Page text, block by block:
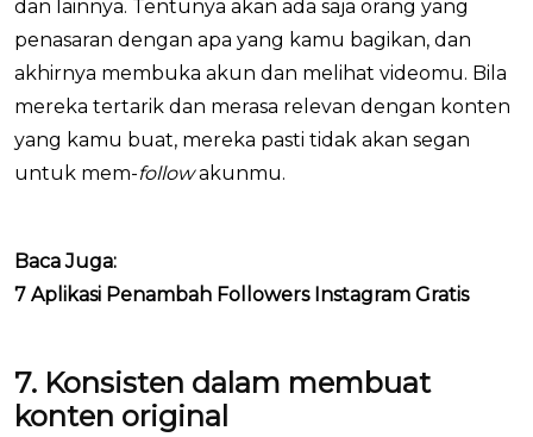
dan lainnya. Tentunya akan ada saja orang yang
penasaran dengan apa yang kamu bagikan, dan
akhirnya membuka akun dan melihat videomu. Bila
mereka tertarik dan merasa relevan dengan konten
yang kamu buat, mereka pasti tidak akan segan
untuk mem-followakunmu.
Baca Juga:
7 Aplikasi Penambah Followers Instagram Gratis
7. Konsisten dalam membuat
konten original